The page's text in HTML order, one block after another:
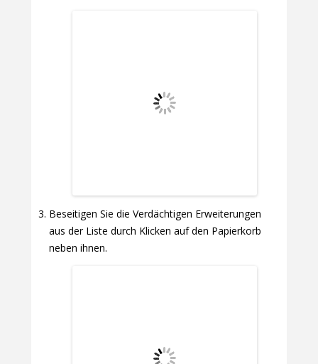
Beseitigen Sie die Verdächtigen Erweiterungen
aus der Liste durch Klicken auf den Papierkorb
neben ihnen.